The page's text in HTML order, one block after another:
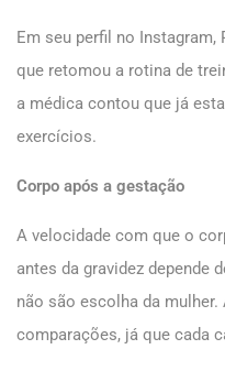
Em seu perfil no
que retomou a rotina de
a médica contou que já
exercícios.
Corpo após a gestação
A velocidade com que o
antes da gravidez depende
não são escolha da
comparações, já que cada